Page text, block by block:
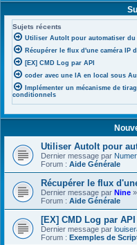
Sujets récents
Utiliser AutoIt pour automatiser du
Récupérer le flux d'une caméra IP
[EX] CMD Log par API
coder avec une IA en local sous
Implémenter un mécanisme de
conditionnels
Utiliser AutoIt pour
Dernier message par
Forum : Aide Générale
Récupérer le flux
Dernier message par Nine »
Forum : Aide Générale
[EX] CMD Log par API
Dernier message par
Forum : Exemples de